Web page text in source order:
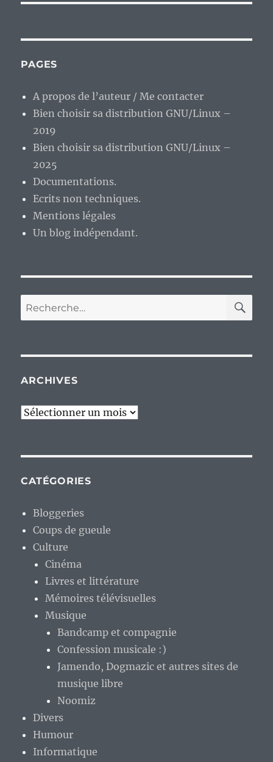
PAGES
A propos de l’auteur / Me contacter
Bien choisir sa distribution GNU/Linux –
2019
Bien choisir sa distribution GNU/Linux –
2025
Documentations.
Ecrits non techniques.
Mentions légales
Un blog indépendant.
Recherche
pour :
ARCHIVES
Archives
CATÉGORIES
Bloggeries
Coups de gueule
Culture
Cinéma
Livres et littérature
Mémoires télévisuelles
Musique
Bandcamp et compagnie
Confession musicale :)
Jamendo, Dogmazic et autres sites de
musique libre
Noomiz
Divers
Humour
Informatique